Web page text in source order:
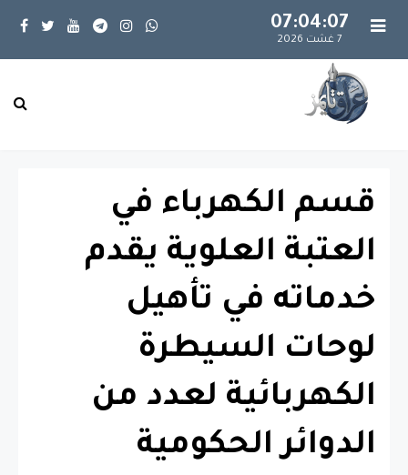
07:04:07
7 غشت 2026
قسم الكهرباء في
العتبة العلوية يقدم
خدماته في تأهيل
لوحات السيطرة
الكهربائية لعدد من
الدوائر الحكومية